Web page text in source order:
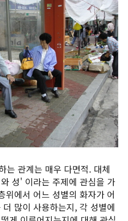
는 관계는 매우 다면적. 대체
성' 이라는 주제에 관심을 가
위에서 어느 성별의 화자가 어
많이 사용하는지, 각 성별에